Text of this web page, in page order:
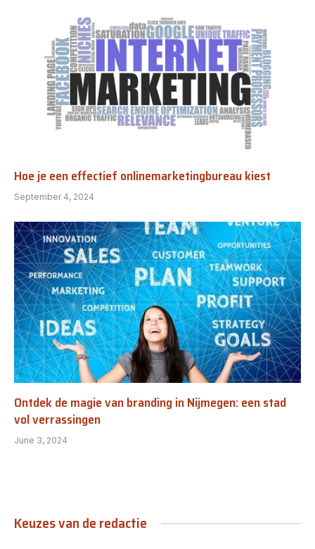
Hoe je een effectief onlinemarketingbureau kiest
September 4, 2024
Ontdek de magie van branding in Nijmegen: een stad
vol verrassingen
June 3, 2024
Keuzes van de redactie